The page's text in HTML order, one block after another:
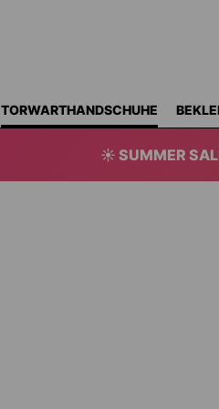
TORWARTHANDSCHUHE
☀️ SUMMER